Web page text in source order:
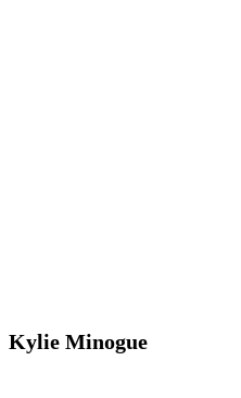
Kylie Minogue